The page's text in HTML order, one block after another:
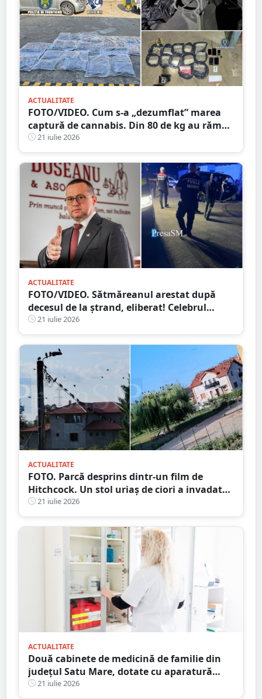
ACTUALITATE
FOTO/VIDEO. Cum s-a „dezumflat” marea
captură de cannabis. Din 80 de kg au rămas
doar 38. Numărătoare după metoda
„șmen”? ;)
21 iulie 2026
ACTUALITATE
FOTO/VIDEO. Sătmăreanul arestat după
decesul de la ștrand, eliberat! Celebrul
avocat Răzvan Doseanu oferă explicații
21 iulie 2026
ACTUALITATE
FOTO. Parcă desprins dintr-un film de
Hitchcock. Un stol uriaș de ciori a invadat
un cartier din municipiul Satu Mare
21 iulie 2026
ACTUALITATE
Două cabinete de medicină de familie din
județul Satu Mare, dotate cu aparatură
medicală modernă printr-un program
21 iulie 2026